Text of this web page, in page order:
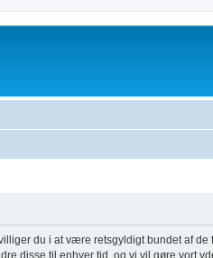
du i at være retsgyldigt bundet af
disse til enhver tid, og vi vil gøre vort